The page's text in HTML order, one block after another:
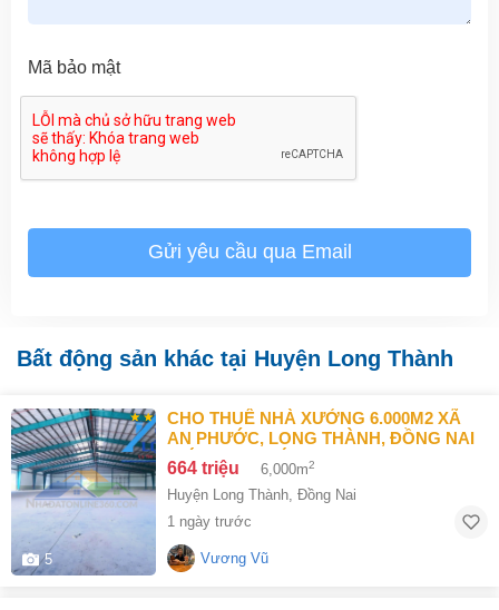
Mã bảo mật
Gửi yêu cầu qua Email
Bất động sản khác tại Huyện Long Thành
5
CHO THUÊ NHÀ XƯỞNG 6.000M2 XÃ
AN PHƯỚC, LONG THÀNH, ĐỒNG NAI
GIÁ 664TR/THÁNG
664 triệu 6,000m2
Huyện Long Thành, Đồng Nai
1 ngày trước
Vương Vũ